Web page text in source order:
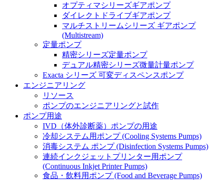
オプティマシリーズギアポンプ
ダイレクトドライブギアポンプ
マルチストリームシリーズ ギアポンプ
(Multistream)
定量ポンプ
精密シリーズ定量ポンプ
デュアル精密シリーズ微量計量ポンプ
Exacta シリーズ 可変ディスペンスポンプ
エンジニアリング
リソース
ポンプのエンジニアリングと試作
ポンプ用途
IVD（体外診断薬）ポンプの用途
冷却システム用ポンプ (Cooling Systems Pumps)
消毒システム ポンプ (Disinfection Systems Pumps)
連続インクジェットプリンター用ポンプ
(Continuous Inkjet Printer Pumps)
食品・飲料用ポンプ (Food and Beverage Pumps)